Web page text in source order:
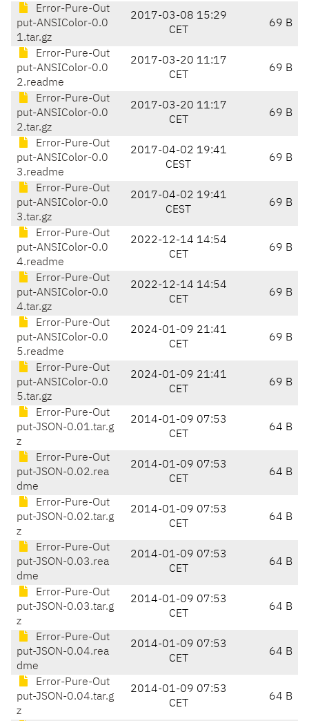
Error-Pure-Out
put-ANSIColor-0.0
1.tar.gz
2017-03-08 15:29
CET
69 B
Error-Pure-Out
put-ANSIColor-0.0
2.readme
2017-03-20 11:17
CET
69 B
Error-Pure-Out
put-ANSIColor-0.0
2.tar.gz
2017-03-20 11:17
CET
69 B
Error-Pure-Out
put-ANSIColor-0.0
3.readme
2017-04-02 19:41
CEST
69 B
Error-Pure-Out
put-ANSIColor-0.0
3.tar.gz
2017-04-02 19:41
CEST
69 B
Error-Pure-Out
put-ANSIColor-0.0
4.readme
2022-12-14 14:54
CET
69 B
Error-Pure-Out
put-ANSIColor-0.0
4.tar.gz
2022-12-14 14:54
CET
69 B
Error-Pure-Out
put-ANSIColor-0.0
5.readme
2024-01-09 21:41
CET
69 B
Error-Pure-Out
put-ANSIColor-0.0
5.tar.gz
2024-01-09 21:41
CET
69 B
Error-Pure-Out
put-JSON-0.01.tar.g
z
2014-01-09 07:53
CET
64 B
Error-Pure-Out
put-JSON-0.02.rea
dme
2014-01-09 07:53
CET
64 B
Error-Pure-Out
put-JSON-0.02.tar.g
z
2014-01-09 07:53
CET
64 B
Error-Pure-Out
put-JSON-0.03.rea
dme
2014-01-09 07:53
CET
64 B
Error-Pure-Out
put-JSON-0.03.tar.g
z
2014-01-09 07:53
CET
64 B
Error-Pure-Out
put-JSON-0.04.rea
dme
2014-01-09 07:53
CET
64 B
Error-Pure-Out
put-JSON-0.04.tar.g
z
2014-01-09 07:53
CET
64 B